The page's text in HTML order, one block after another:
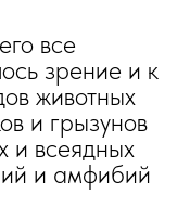
все
зрение и к
животных
и грызунов
и всеядных
и амфибий